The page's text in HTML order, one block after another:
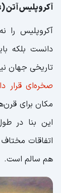
آکروپلیس آتن (Acropolis of Athens)
آکروپلیس را
دانست بلکه
تاریخی جهان
صخره‌ای قرار
مکان برای
این بنا در
اتفاقات
هم سالم است.